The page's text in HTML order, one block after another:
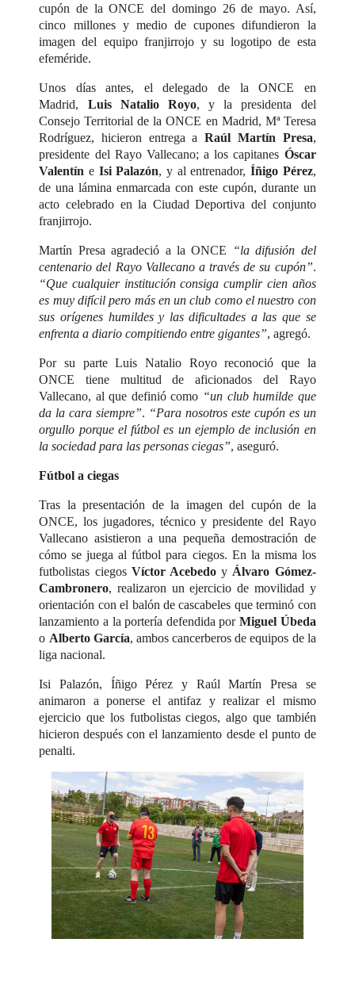
cupón de la ONCE del domingo 26 de mayo. Así,
cinco millones y medio de cupones difundieron la
imagen del equipo franjirrojo y su logotipo de esta
efeméride.
Unos días antes, el delegado de la ONCE en
Madrid, Luis Natalio Royo, y la presidenta del
Consejo Territorial de la ONCE en Madrid, Mª Teresa
Rodríguez, hicieron entrega aRaúl Martín Presa,
presidente del Rayo Vallecano; a los capitanes Óscar
Valentín e Isi Palazón, y al entrenador,Íñigo Pérez,
de una lámina enmarcada con este cupón, durante un
acto celebrado en la Ciudad Deportiva del conjunto
franjirrojo.
Martín Presa agradeció a la ONCE
“la difusión del
centenario del Rayo Vallecano a través de su cupón”.
“Que cualquier institución consiga cumplir cien años
es muy difícil pero más en un club como el nuestro con
sus orígenes humildes y las dificultades a las que se
enfrenta a diario compitiendo entre gigantes”, agregó.
Por su parte Luis Natalio Royo reconoció que la
ONCE tiene multitud de aficionados del Rayo
Vallecano, al que definió como “un club humilde que
da la cara siempre”. “Para nosotros este cupón es un
orgullo porque el fútbol es un ejemplo de inclusión en
la sociedad para las personas ciegas”, aseguró.
Fútbol a ciegas
Tras la presentación de la imagen del cupón de la
ONCE, los jugadores, técnico y presidente del Rayo
Vallecano asistieron a una pequeña demostración de
cómo se juega al fútbol para ciegos. En la misma los
futbolistas ciegos Víctor Acebedo y Álvaro Gómez-
Cambronero, realizaron un ejercicio de movilidad y
orientación con el balón de cascabeles que terminó con
lanzamiento a la portería defendida porMiguel Úbeda
o Alberto García, ambos cancerberos de equipos de la
liga nacional.
Isi Palazón, Íñigo Pérez y Raúl Martín Presa se
animaron a ponerse el antifaz y realizar el mismo
ejercicio que los futbolistas ciegos, algo que también
hicieron después con el lanzamiento desde el punto de
penalti.